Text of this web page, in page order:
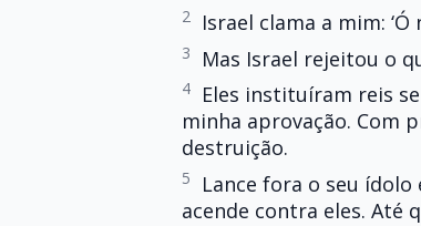
2 Israel clama a mim:
3 Mas Israel rejeitou o
4
Eles instituíram reis
minha aprovação. Com
destruição.
5
Lance fora o seu
acende contra eles. Até